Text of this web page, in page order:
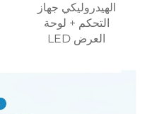
الهيدروليكي جهاز
التحكم + لوحة
العرض LED